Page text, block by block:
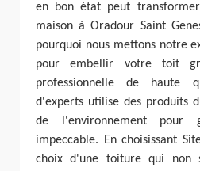
en bon état peut
maison à Oradour Saint
pourquoi nous mettons notre
pour embellir votre toit
professionnelle de haute
d'experts utilise des produits
de l'environnement pour
impeccable. En choisissant
choix d'une toiture qui non